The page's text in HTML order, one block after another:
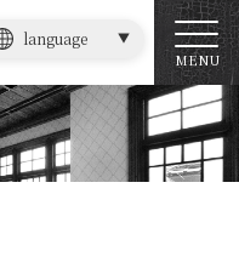
MENU
language